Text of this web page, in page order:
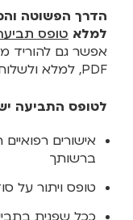
הדרך הפשוטה
למלא טופס
אפשר גם להוריד
PDF, למלא ולשלוח אלינו.
לטופס התביעה
אישורים
ברשותך
טופס ויתור על